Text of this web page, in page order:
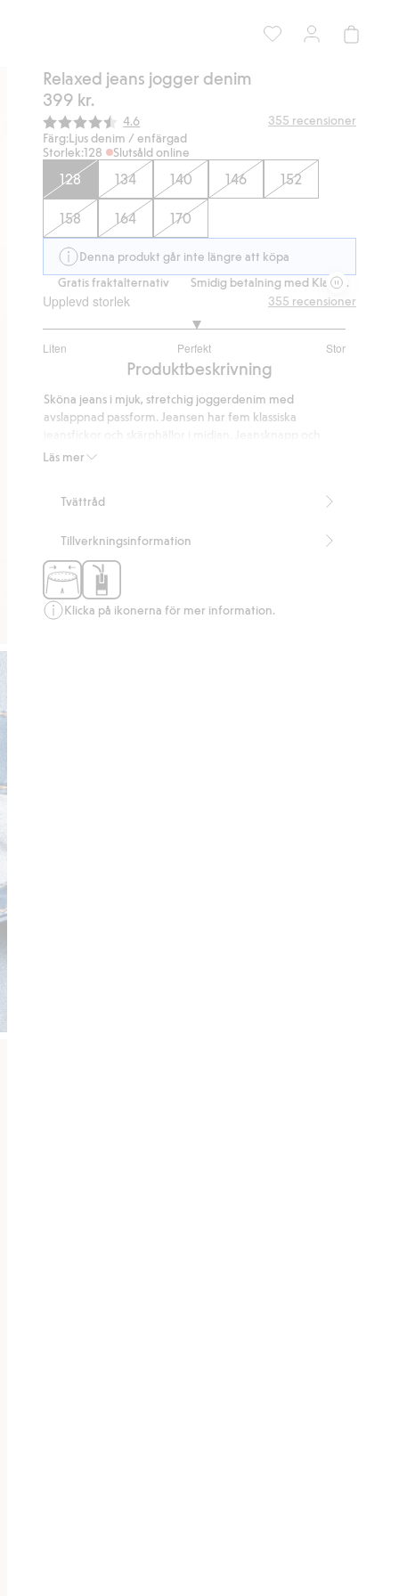
Relaxed jeans jogger denim
399 kr.
Snittbetyg:
4.6 355 recensioner
Färg:Ljus denim / enfärgad
Storlek:128 Slutsåld online
128 134 140 146 152
158 164 170
Denna produkt går inte längre att köpa
Gratis fraktalternativ Smidig betalning med Klarna. Gratis
Upplevd storlek
Liten Perfekt Stor
utav
251
betyg
355 recensioner
Produktbeskrivning
Läs mer
Sköna jeans i mjuk, stretchig joggerdenim med
avslappnad passform. Jeansen har fem klassiska
dragkedjegylf fram samt justerbar resår på insidan i
Tvättråd
Tillverkningsinformation
Klicka på ikonerna för mer information.